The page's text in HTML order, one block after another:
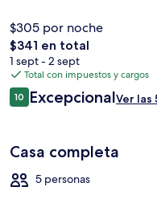
$305 por noche
El
precio
total
es
de
$341 en total
1 sept - 2 sept
Total con impuestos y cargos
Opiniones
1010 de 10,
ExcepcionalVer las
Casa completa
5 personas